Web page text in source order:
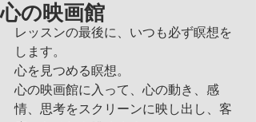
心の映画館
レッスンの最後に、いつも必ず瞑想を
します。
心を見つめる瞑想。
心の映画館に入って、心の動き、感
情、思考をスクリーンに映し出し、客